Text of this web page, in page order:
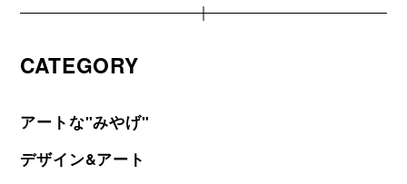
CATEGORY
アートな"みやげ"
デザイン&アート